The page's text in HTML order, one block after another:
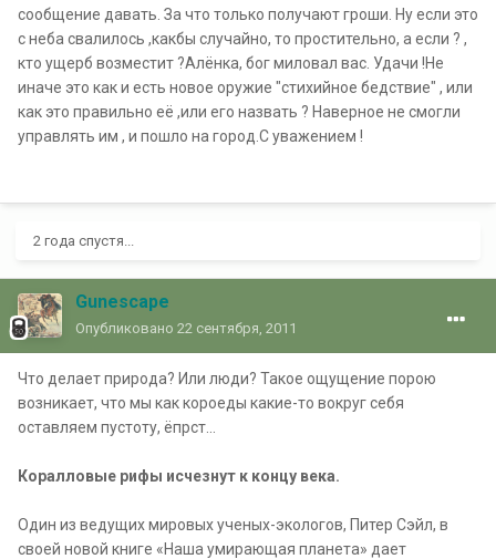
сообщение давать. За что только получают гроши. Ну если это
с неба свалилось ,какбы случайно, то простительно, а если ? ,
кто ущерб возместит ?Алёнка, бог миловал вас. Удачи !Не
иначе это как и есть новое оружие "стихийное бедствие" , или
как это правильно её ,или его назвать ? Наверное не смогли
управлять им , и пошло на город.С уважением !
2 года спустя...
Gunescape
Опубликовано 22 сентября, 2011
Что делает природа? Или люди? Такое ощущение порою
возникает, что мы как короеды какие-то вокруг себя
оставляем пустоту, ёпрст...
Коралловые рифы исчезнут к концу века.
Один из ведущих мировых ученых-экологов, Питер Сэйл, в
своей новой книге «Наша умирающая планета» дает